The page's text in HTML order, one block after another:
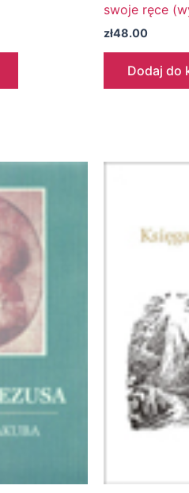
swoje ręce
zł48.00
Dodaj do